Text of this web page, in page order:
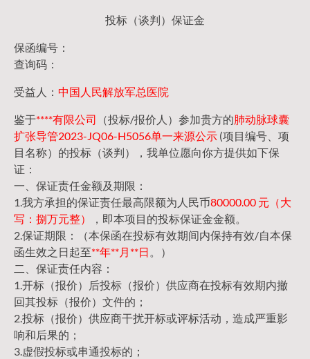
投标（谈判）保证金
保函编号：
查询码：
受益人： 中国人民解放军总医院
鉴于****有限公司 （投标/报价人）参加贵方的肺动脉球囊
扩张导管2023-JQ06-H5056单一来源公示 (项目编号、项
目名称）的投标（谈判），我单位愿向你方提供如下保
证：
一、保证责任金额及期限：
1.我方承担的保证责任最高限额为人民币80000.00 元（大
写：捌万元整）
，即本项目的投标保证金金额。
2.保证期限：（本保函在投标有效期间内保持有效/自本保
函生效之日起至**年**月**日 。）
二、保证责任内容：
1.开标（报价）后投标（报价）供应商在投标有效期内撤
回其投标（报价）文件的；
2.投标（报价）供应商干扰开标或评标活动，造成严重影
响和后果的；
3.虚假投标或串通投标的；